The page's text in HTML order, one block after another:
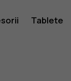
Tablete